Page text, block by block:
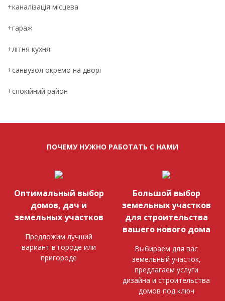
+каналізація місцева
+гараж
+літня кухня
+санвузол окремо на дворі
+спокійний район
ПОЧЕМУ НУЖНО РАБОТАТЬ С НАМИ
Оптимальный выбор
домов, дач и
земельных участков
Предложим лучший
вариант в городе или
пригороде
Большой выбор
земельных участков
для строительства
вашего нового дома
Выбираем для вас
земельный участок,
предлагаем услуги
дизайна и строительства
домов под ключ